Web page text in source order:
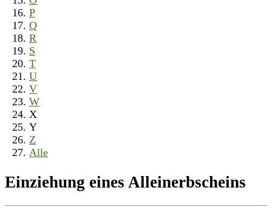
P
Q
R
S
T
U
V
W
X
Y
Z
Alle
Einziehung eines Alleinerbscheins